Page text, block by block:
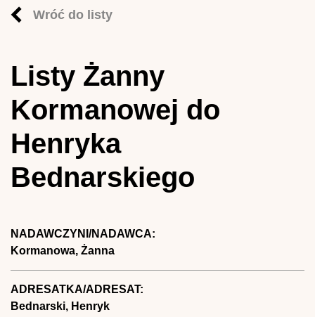
Wróć do listy
Listy Żanny
Kormanowej do
Henryka
Bednarskiego
NADAWCZYNI/NADAWCA:
Kormanowa, Żanna
ADRESATKA/ADRESAT:
Bednarski, Henryk